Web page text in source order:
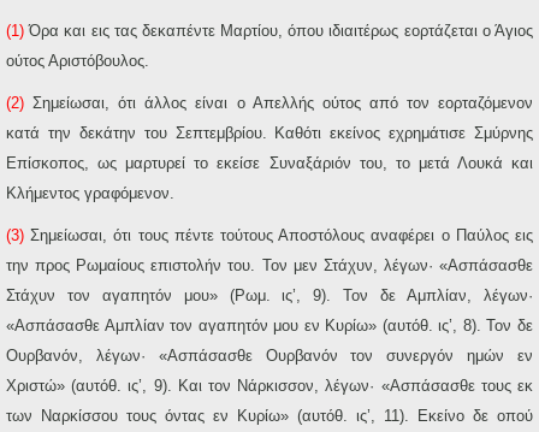
(1) Όρα και εις τας δεκαπέντε Μαρτίου, όπου ιδιαιτέρως εορτάζεται ο Άγιος
ούτος Αριστόβουλος.
(2)Σημείωσαι, ότι άλλος είναι ο Απελλής ούτος από τον εορταζόμενον
κατά την δεκάτην του Σεπτεμβρίου. Καθότι εκείνος εχρημάτισε Σμύρνης
Επίσκοπος, ως μαρτυρεί το εκείσε Συναξάριόν του, το μετά Λουκά και
Κλήμεντος γραφόμενον.
(3) Σημείωσαι, ότι τους πέντε τούτους Αποστόλους αναφέρει ο Παύλος εις
την προς Ρωμαίους επιστολήν του. Τον μεν Στάχυν, λέγων· «Ασπάσασθε
Στάχυν τον αγαπητόν μου» (Ρωμ. ις’, 9). Τον δε Αμπλίαν, λέγων·
«Ασπάσασθε Αμπλίαν τον αγαπητόν μου εν Κυρίω» (αυτόθ. ις’, 8). Τον δε
Ουρβανόν, λέγων· «Ασπάσασθε Ουρβανόν τον συνεργόν ημών εν
Χριστώ» (αυτόθ. ις’, 9). Και τον Νάρκισσον, λέγων· «Ασπάσασθε τους εκ
των Ναρκίσσου τους όντας εν Κυρίω» (αυτόθ. ις’, 11). Εκείνο δε οπού